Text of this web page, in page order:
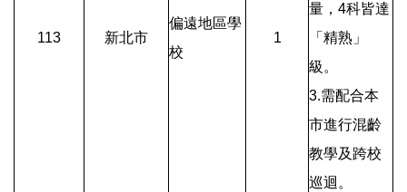
113 新北市
偏遠地區學
校
1
量，4科皆達
「精熟」
級。
3.需配合本
市進行混齡
教學及跨校
巡迴。